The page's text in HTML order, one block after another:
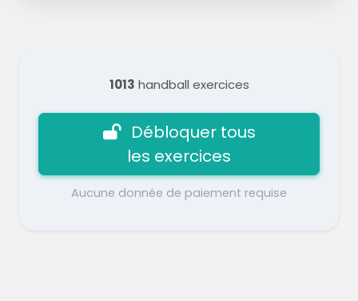
1013 handball exercices
Débloquer tous
les exercices
Aucune donnée de paiement requise